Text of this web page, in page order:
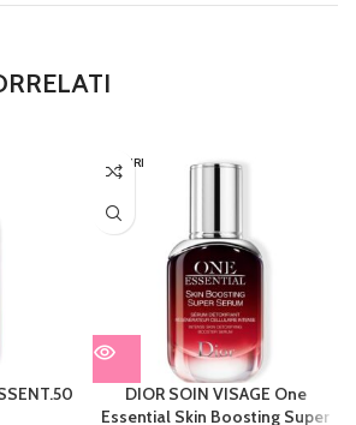
ESAURI
TO
DIOR SOIN VISAGE One
Essential Skin Boosting Super